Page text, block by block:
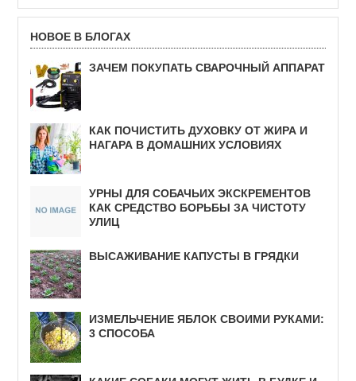
НОВОЕ В БЛОГАХ
ЗАЧЕМ ПОКУПАТЬ СВАРОЧНЫЙ АППАРАТ
КАК ПОЧИСТИТЬ ДУХОВКУ ОТ ЖИРА И
НАГАРА В ДОМАШНИХ УСЛОВИЯХ
УРНЫ ДЛЯ СОБАЧЬИХ ЭКСКРЕМЕНТОВ
КАК СРЕДСТВО БОРЬБЫ ЗА ЧИСТОТУ
УЛИЦ
ВЫСАЖИВАНИЕ КАПУСТЫ В ГРЯДКИ
ИЗМЕЛЬЧЕНИЕ ЯБЛОК СВОИМИ РУКАМИ:
3 СПОСОБА